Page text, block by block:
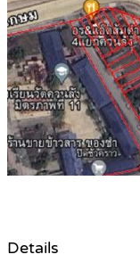
Details